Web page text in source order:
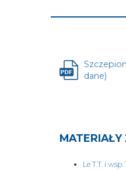
dane)
Plik
karcie
Le T.T. i